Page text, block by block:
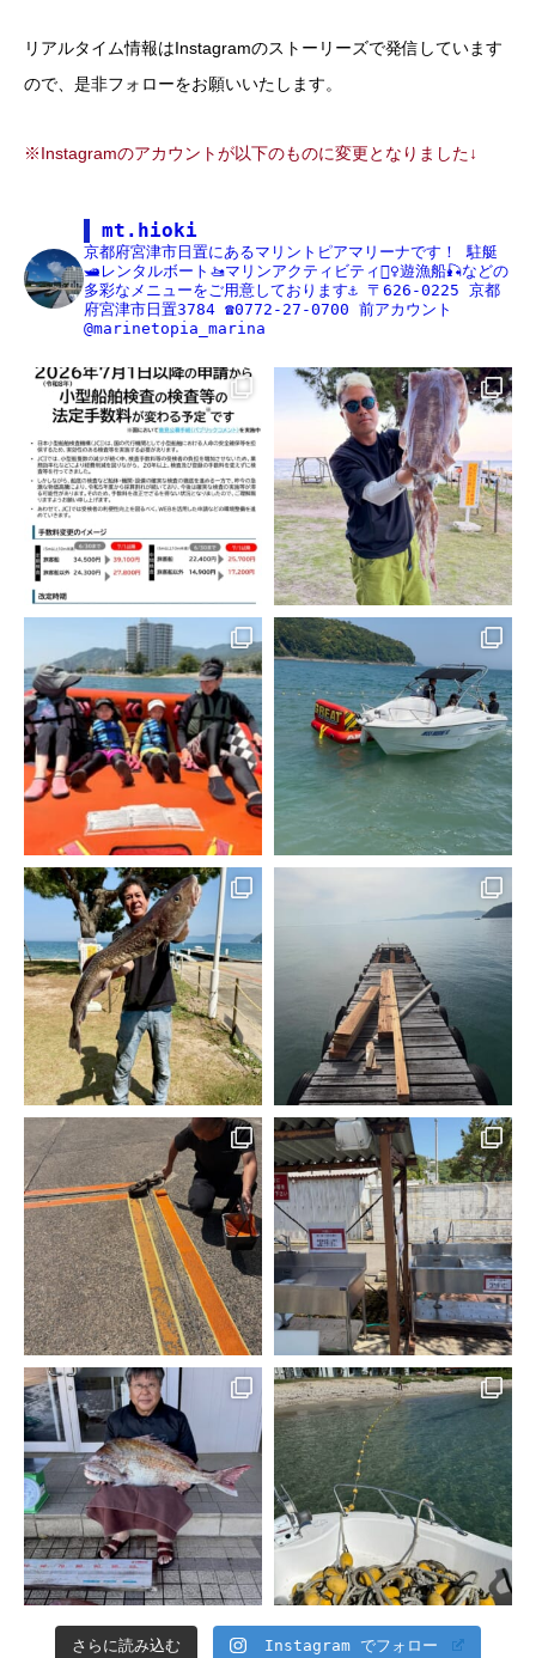
リアルタイム情報はInstagramのストーリーズで発信しています
ので、是非フォローをお願いいたします。
※Instagramのアカウントが以下のものに変更となりました↓
mt.hioki
京都府宮津市日置にあるマリントピアマリーナです！
駐艇
🛥レンタルボート🚤マリンアクティビティ🏄‍♀️遊漁船🎣などの
多彩なメニューをご用意しております⚓️ 〒626-0225 京都
府宮津市日置3784 ☎️0772-27-0700 前アカウント
@marinetopia_marina
さらに読み込む Instagram でフォロー